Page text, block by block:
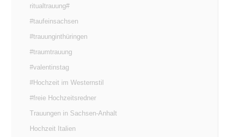
ritualtrauung#
#taufeinsachsen
#trauunginthüringen
#traumtrauung
#valentinstag
#Hochzeit im Westernstil
#freie Hochzeitsredner
Trauungen in Sachsen-Anhalt
Hochzeit Italien